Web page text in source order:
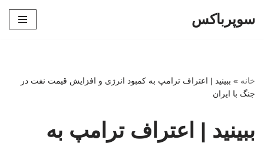
سوپرباکس
خانه » ببینید | اعتراف ترامپ به کمبود انرژی و افزایش قیمت نفت در
جنگ با ایران
ببینید | اعتراف ترامپ به